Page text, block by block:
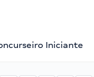
Iniciante